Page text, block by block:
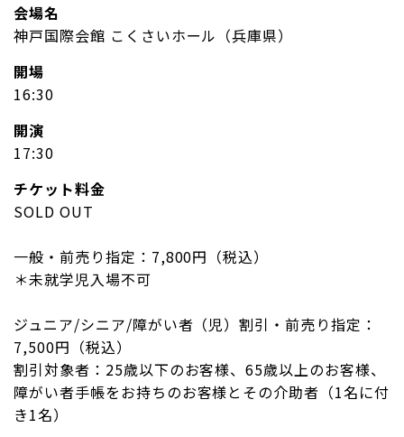
会場名
神戸国際会館 こくさいホール（兵庫県）
開場
16:30
開演
17:30
チケット料金
SOLD OUT
一般・前売り指定：7,800円（税込）
＊未就学児入場不可
ジュニア/シニア/障がい者（児）割引・前売り指定：
7,500円（税込）
割引対象者：25歳以下のお客様、65歳以上のお客様、
障がい者手帳をお持ちのお客様とその介助者（1名に付
き1名）